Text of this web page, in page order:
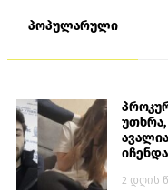
პოპულარული
თავს
2 დღის